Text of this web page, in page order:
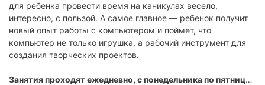
для ребенка провести время на каникулах весело,
интересно, с пользой. А самое главное — ребенок получит
новый опыт работы с компьютером и поймет, что
компьютер не только игрушка, а рабочий инструмент для
создания творческих проектов.
Занятия проходят ежедневно, с понедельника по пятницу